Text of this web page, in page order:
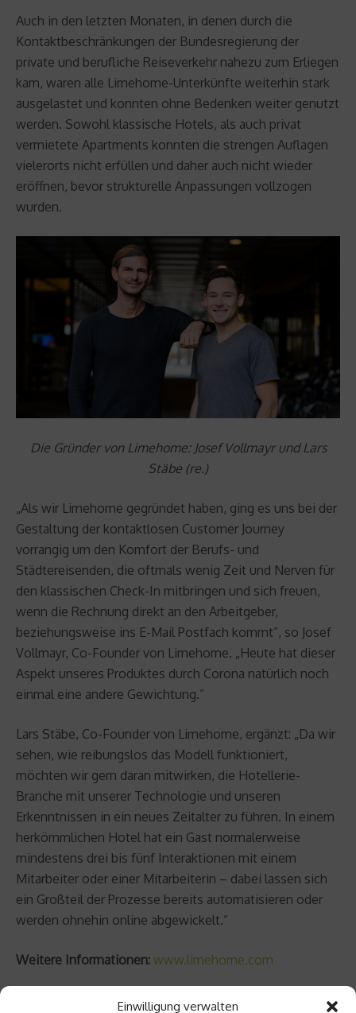
Einwilligung verwalten
Auch in den letzten Monaten, in denen durch die
Kontaktbeschränkungen der Bundesregierung der
private und berufliche Reiseverkehr nahezu zum Erliegen
kam, waren alle Limehome-Unterkünfte weiterhin stark
ausgelastet und konnten ohne Bedenken weiter genutzt
werden. Sowohl klassische Hotels, als auch privat
vermietete Apartments konnten die strengen Auflagen
vielerorts nicht erfüllen und daher auch nicht wieder
eröffnen, bevor strukturelle Anpassungen vollzogen
wurden.
Die Gründer von Limehome: Josef Vollmayr und Lars
Stäbe (re.)
„Als wir Limehome gegründet haben, ging es uns bei der
Gestaltung der kontaktlosen Customer Journey
vorrangig um den Komfort der Berufs- und
Städtereisenden, die oftmals wenig Zeit und Nerven für
den klassischen Check-In mitbringen und sich freuen,
wenn die Rechnung direkt an den Arbeitgeber,
beziehungsweise ins E-Mail Postfach kommt”, so Josef
Vollmayr, Co-Founder von Limehome. „Heute hat dieser
Aspekt unseres Produktes durch Corona natürlich noch
einmal eine andere Gewichtung.”
Lars Stäbe, Co-Founder von Limehome, ergänzt: „Da wir
sehen, wie reibungslos das Modell funktioniert,
möchten wir gern daran mitwirken, die Hotellerie-
Branche mit unserer Technologie und unseren
Erkenntnissen in ein neues Zeitalter zu führen. In einem
herkömmlichen Hotel hat ein Gast normalerweise
mindestens drei bis fünf Interaktionen mit einem
Mitarbeiter oder einer Mitarbeiterin – dabei lassen sich
ein Großteil der Prozesse bereits automatisieren oder
werden ohnehin online abgewickelt.”
Weitere Informationen: www.limehome.com